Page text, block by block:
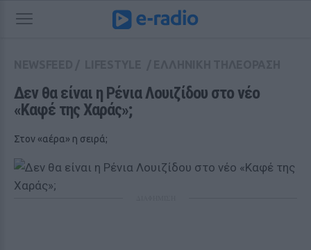
Δεν θα είναι η Ρένια Λουιζίδου στο νέο
«Καφέ της Χαράς»;
Στον «αέρα» η σειρά;